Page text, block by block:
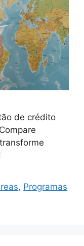
de crédito
, Programas